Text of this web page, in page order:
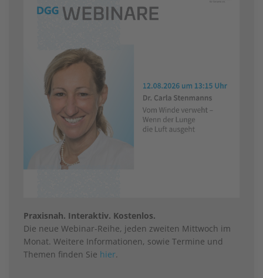
Praxisnah. Interaktiv. Kostenlos.
Die neue Webinar-Reihe, jeden zweiten Mittwoch im
Monat. Weitere Informationen, sowie Termine und
Themen finden Sie hier.